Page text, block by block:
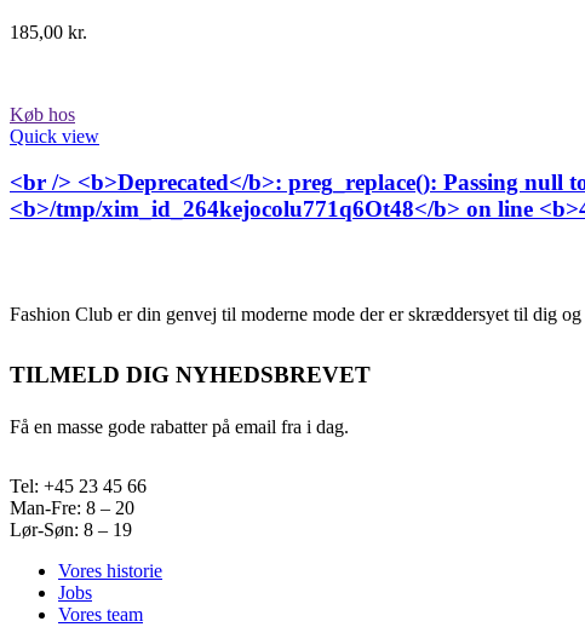
185,00 kr.
Køb hos
Quick view
<br /> <b>Deprecated</b>: preg_replace(): Passing null
<b>/tmp/xim_id_264kejocolu771q6Ot48</b> on line
Fashion Club er din genvej til moderne mode der er skræddersyet til dig
TILMELD DIG NYHEDSBREVET
Få en masse gode rabatter på email fra i dag.
Tel: +45 23 45 66
Man-Fre: 8 – 20
Lør-Søn: 8 – 19
Vores historie
Jobs
Vores team